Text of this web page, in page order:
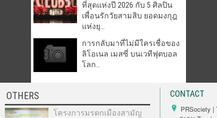
ที่สุดแห่งปี 2026 กับ 5 ศิลปิน
เพื่อนรักวัยสามสิบ ยอดมงกุฎ
แห่งยุ...
การกลับมาที่ไม่มีใครเชื่อของ
ลิโอเนล เมสซี่ บนเวทีฟุตบอล
โลก...
OTHERS
โครงการมรดกเมืองสามัญ
CONTACT
PRSociety |